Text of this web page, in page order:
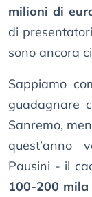
milioni di
di
sono ancora
Sappiamo
guadagnare
Sanremo,
quest’anno
Pausini - il
100-200 mila